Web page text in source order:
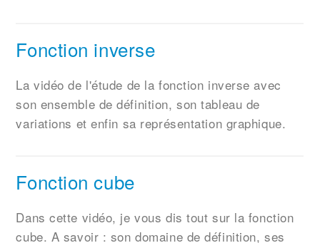
Fonction inverse
La vidéo de l'étude de la fonction inverse avec
son ensemble de définition, son tableau de
variations et enfin sa représentation graphique.
Fonction cube
Dans cette vidéo, je vous dis tout sur la fonction
cube. A savoir : son domaine de définition, ses